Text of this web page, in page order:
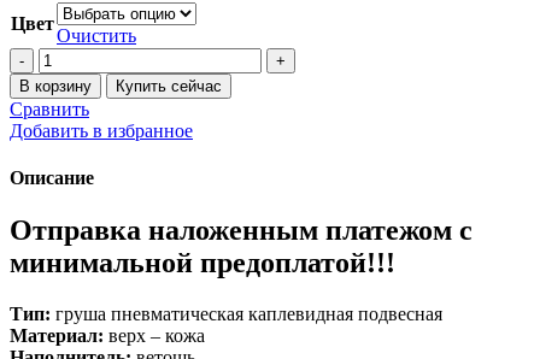
Цвет
Очистить
Количество
товара
Груша
набивная
подвесная Twins
В корзину Купить сейчас
Сравнить
Добавить в избранное
Описание
Отправка наложенным платежом с
минимальной предоплатой!!!
Тип: груша пневматическая каплевидная подвесная
Материал: верх – кожа